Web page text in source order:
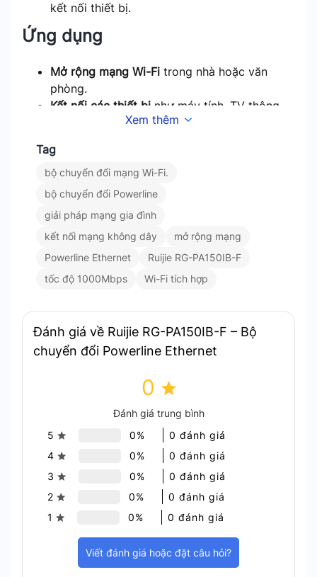
kết nối thiết bị.
Ứng dụng
Mở rộng mạng Wi-Fi trong nhà hoặc văn
phòng.
Kết nối các thiết bị như máy tính, TV thông
minh, điện thoại, và máy chơi game.
Kết luận
Ruijie RG-PA150IB-F là giải pháp mở rộng mạng
đơn giản và hiệu quả, giúp kết nối không dây và
qua Ethernet với tốc độ cao, lý tưởng cho các gia
đình và doanh nghiệp nhỏ.
Xem thêm
Tag
bộ chuyển đổi mạng Wi-Fi.
bộ chuyển đổi Powerline
giải pháp mạng gia đình
kết nối mạng không dây
mở rộng mạng
Powerline Ethernet
Ruijie RG-PA150IB-F
tốc độ 1000Mbps
Wi-Fi tích hợp
Đánh giá về Ruijie RG-PA150IB-F – Bộ
chuyển đổi Powerline Ethernet
0
Đánh giá trung bình
5
0%
0 đánh giá
4
0%
0 đánh giá
3
0%
0 đánh giá
2
0%
0 đánh giá
1
0% 0 đánh giá
Viết đánh giá hoặc đặt câu hỏi?